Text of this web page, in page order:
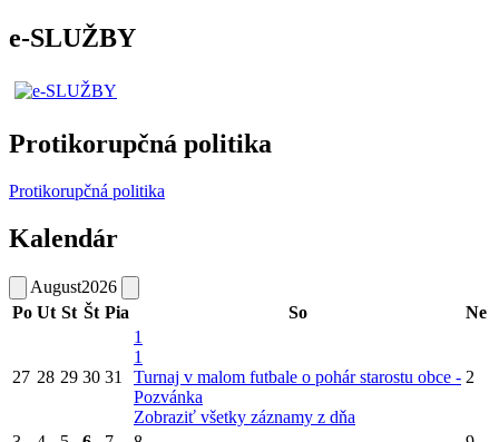
e-SLUŽBY
Protikorupčná politika
Protikorupčná politika
Kalendár
August2026
Po Ut St Št Pia So Ne
27 28 29 30 31
1
1
Turnaj v malom futbale o pohár starostu obce -
Pozvánka
Zobraziť všetky záznamy z dňa
2